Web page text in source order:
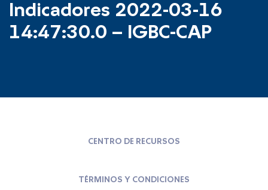
Indicadores 2022-03-16
14:47:30.0 – IGBC-CAP
CENTRO DE RECURSOS
TÉRMINOS Y CONDICIONES